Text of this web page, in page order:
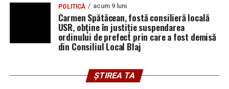
POLITICĂ acum 9 luni
Carmen Spătăcean, fostă consilieră locală
USR, obține în justiție suspendarea
ordinului de prefect prin care a fost demisă
din Consiliul Local Blaj
ȘTIREA TA